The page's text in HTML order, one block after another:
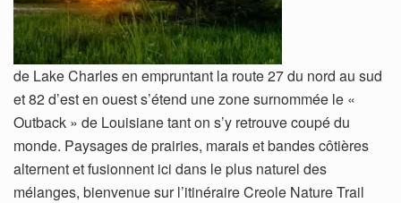
de Lake Charles en empruntant la route 27 du nord au sud
et 82 d’est en ouest s’étend une zone surnommée le «
Outback » de Louisiane tant on s’y retrouve coupé du
monde. Paysages de prairies, marais et bandes côtières
alternent et fusionnent ici dans le plus naturel des
mélanges, bienvenue sur l’itinéraire Creole Nature Trail